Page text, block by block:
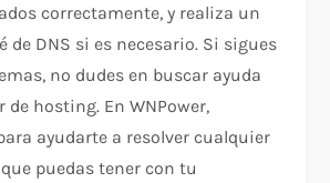
correctamente, y realiza un
de DNS si es necesario. Si sigues
no dudes en buscar ayuda
de hosting. En WNPower,
ayudarte a resolver cualquier
puedas tener con tu